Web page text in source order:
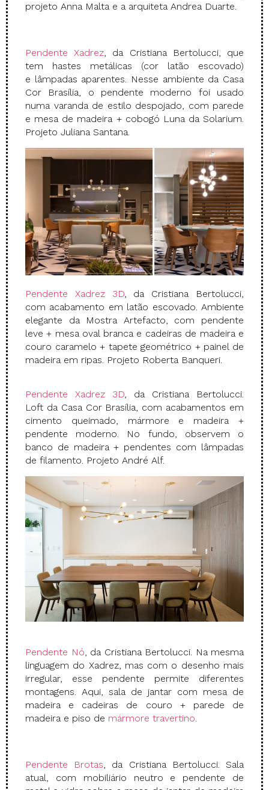
projeto Anna Malta e a arquiteta Andrea Duarte.
Pendente Xadrez, da Cristiana Bertolucci, que
tem hastes metálicas (cor latão escovado)
e lâmpadas aparentes. Nesse ambiente da Casa
Cor Brasília, o pendente moderno foi usado
numa varanda de estilo despojado, com parede
e mesa de madeira + cobogó Luna da Solarium.
Projeto Juliana Santana.
Pendente Xadrez 3D, da Cristiana Bertolucci,
com acabamento em latão escovado. Ambiente
elegante da Mostra Artefacto, com pendente
leve + mesa oval branca e cadeiras de madeira e
couro caramelo + tapete geométrico + painel de
madeira em ripas. Projeto Roberta Banqueri.
Pendente Xadrez 3D, da Cristiana Bertolucci.
Loft da Casa Cor Brasília, com acabamentos em
cimento queimado, mármore e madeira +
pendente moderno. No fundo, observem o
banco de madeira + pendentes com lâmpadas
de filamento. Projeto André Alf.
Pendente Nó, da Cristiana Bertolucci. Na mesma
linguagem do Xadrez, mas com o desenho mais
irregular, esse pendente permite diferentes
montagens. Aqui, sala de jantar com mesa de
madeira e cadeiras de couro + parede de
madeira e piso de mármore travertino.
Pendente Brotas, da Cristiana Bertolucci. Sala
atual, com mobiliário neutro e pendente de